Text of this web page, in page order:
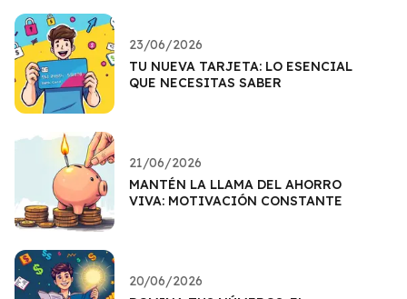
23/06/2026
TU NUEVA TARJETA: LO ESENCIAL
QUE NECESITAS SABER
21/06/2026
MANTÉN LA LLAMA DEL AHORRO
VIVA: MOTIVACIÓN CONSTANTE
20/06/2026